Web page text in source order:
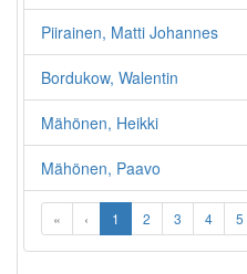
Piirainen, Matti Johannes
Bordukow, Walentin
Mähönen, Heikki
Mähönen, Paavo
« ‹ 1 2 3 4 5